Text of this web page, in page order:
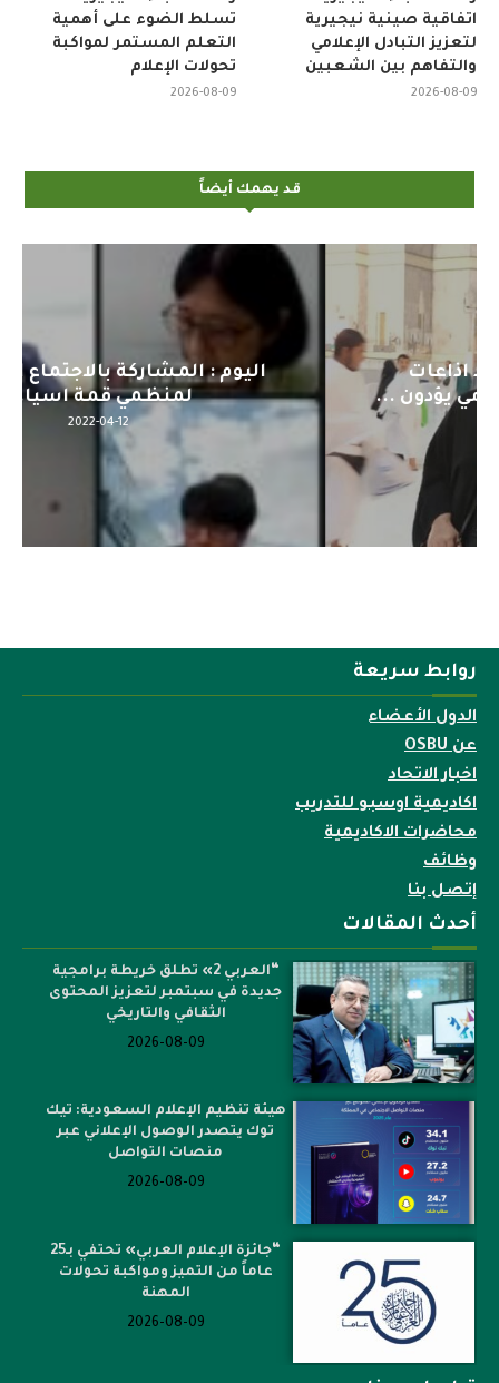
تسلط الضوء على أهمية
التعلم المستمر لمواكبة
تحولات الإعلام
2026-08-09
اتفاقية صينية نيجيرية
لتعزيز التبادل الإعلامي
والتفاهم بين الشعبين
2026-08-09
قد يهمك أيضاً
اليوم : المشاركة بالاجتماع التحضيري
لمنظمي قمة اسيا...
2022-04-12
روابط سريعة
الدول الأعضاء
عن OSBU
اخبار الاتحاد
اكاديمية اوسبو للتدريب
محاضرات الاكاديمية
وظائف
إتصل بنا
أحدث المقالات
“العربي 2» تطلق خريطة برامجية
جديدة في سبتمبر لتعزيز المحتوى
الثقافي والتاريخي
2026-08-09
هيئة تنظيم الإعلام السعودية: تيك
توك يتصدر الوصول الإعلاني عبر
منصات التواصل
2026-08-09
“جائزة الإعلام العربي» تحتفي بـ25
عاماً من التميز ومواكبة تحولات
المهنة
2026-08-09